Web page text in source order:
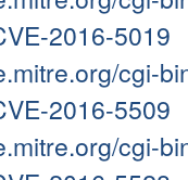
2016-5019
cgi-
2016-5509
cgi-